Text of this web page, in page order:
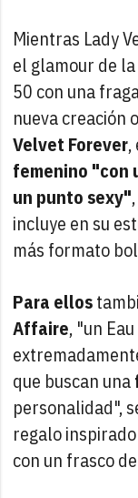
Mientras Lady
el glamour de
50 con una
nueva creación
Velvet Forever,
femenino "con
un punto sexy"
incluye en su
más formato
Para ellos
Affaire, "un
que buscan una
personalidad",
regalo
con un frasco